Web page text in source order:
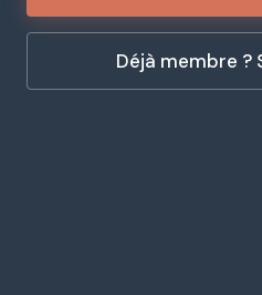
Déjà membre ?